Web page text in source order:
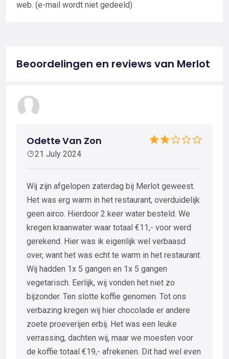
web. (e-mail wordt niet gedeeld)
Beoordelingen en reviews van Merlot
Odette Van Zon
21 July 2024
Wij zijn afgelopen zaterdag bij Merlot geweest.
Het was erg warm in het restaurant, overduidelijk
geen airco. Hierdoor 2 keer water besteld. We
kregen kraanwater waar totaal €11,- voor werd
gerekend. Hier was ik eigenlijk wel verbaasd
over, want het was echt te warm in het restaurant.
Wij hadden 1x 5 gangen en 1x 5 gangen
vegetarisch. Eerlijk, wij vonden het niet zo
bijzonder. Ten slotte koffie genomen. Tot ons
verbazing kregen wij hier chocolade er andere
zoete proeverijen erbij. Het was een leuke
verrassing, dachten wij, maar we moesten voor
de koffie totaal €19,- afrekenen. Dit had wel even